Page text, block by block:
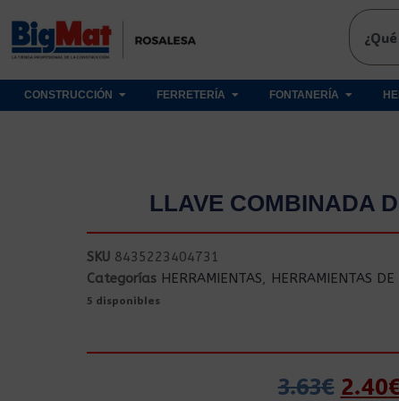
CONSTRUCCIÓN FERRETERÍA FONTANERÍA
LLAVE COMBINADA
SKU 8435223404731
Categorías HERRAMIENTAS, HERRAMIENTAS
5 disponibles
3.63€ 2.40